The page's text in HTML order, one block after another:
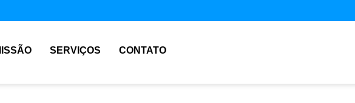
SERVIÇOS CONTATO